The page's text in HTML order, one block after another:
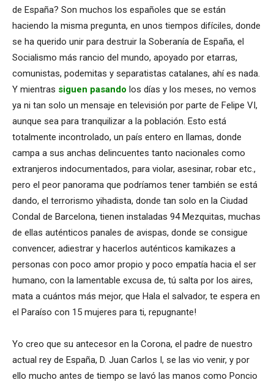
de España? Son muchos los españoles que se están
haciendo la misma pregunta, en unos tiempos difíciles, donde
se ha querido unir para destruir la Soberanía de España, el
Socialismo más rancio del mundo, apoyado por etarras,
comunistas, podemitas y separatistas catalanes, ahí es nada.
Y mientras siguen pasando los días y los meses, no vemos
ya ni tan solo un mensaje en televisión por parte de Felipe VI,
aunque sea para tranquilizar a la población. Esto está
totalmente incontrolado, un país entero en llamas, donde
campa a sus anchas delincuentes tanto nacionales como
extranjeros indocumentados, para violar, asesinar, robar etc.,
pero el peor panorama que podríamos tener también se está
dando, el terrorismo yihadista, donde tan solo en la Ciudad
Condal de Barcelona, tienen instaladas 94 Mezquitas, muchas
de ellas auténticos panales de avispas, donde se consigue
convencer, adiestrar y hacerlos auténticos kamikazes a
personas con poco amor propio y poco empatía hacia el ser
humano, con la lamentable excusa de, tú salta por los aires,
mata a cuántos más mejor, que Hala el salvador, te espera en
el Paraíso con 15 mujeres para ti, repugnante!
Yo creo que su antecesor en la Corona, el padre de nuestro
actual rey de España, D. Juan Carlos I, se las vio venir, y por
ello mucho antes de tiempo se lavó las manos como Poncio